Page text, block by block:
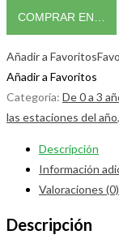
COMPRAR EN…
Añadir a Favoritos
Añadir a Favoritos
Categoría: De 0 a 3
las estaciones del año,
Descripción
Información
Valoraciones (0)
Descripción